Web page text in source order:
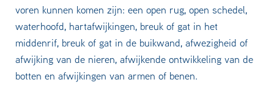
voren kunnen komen zijn: een open rug, open schedel,
waterhoofd, hartafwijkingen, breuk of gat in het
middenrif, breuk of gat in de buikwand, afwezigheid of
afwijking van de nieren, afwijkende ontwikkeling van de
botten en afwijkingen van armen of benen.